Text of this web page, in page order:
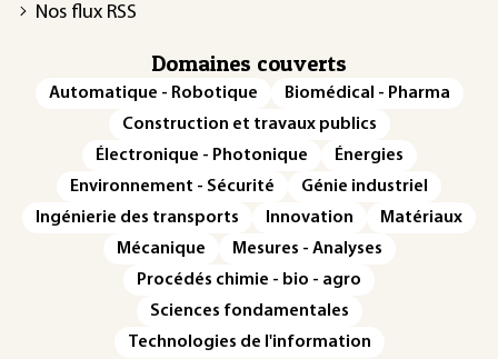
Nos flux RSS
Domaines couverts
Automatique - Robotique
Biomédical - Pharma
Construction et travaux publics
Électronique - Photonique
Énergies
Environnement - Sécurité
Génie industriel
Ingénierie des transports
Innovation
Matériaux
Mécanique
Mesures - Analyses
Procédés chimie - bio - agro
Sciences fondamentales
Technologies de l'information